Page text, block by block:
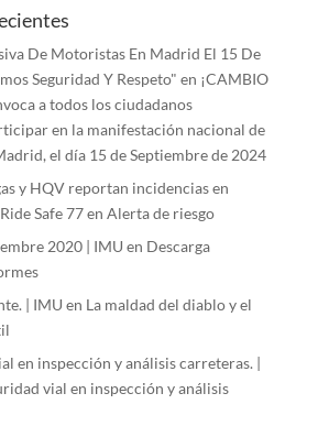
De Motoristas En Madrid El 15 De
Seguridad Y Respeto" en ¡CAMBIO
a todos los ciudadanos
en la manifestación nacional de
el día 15 de Septiembre de 2024
y HQV reportan incidencias en
Safe 77en Alerta de riesgo
2020 | IMU en Descarga
| IMU en La maldad del diablo y el
en inspección y análisis carreteras. |
vial en inspección y análisis